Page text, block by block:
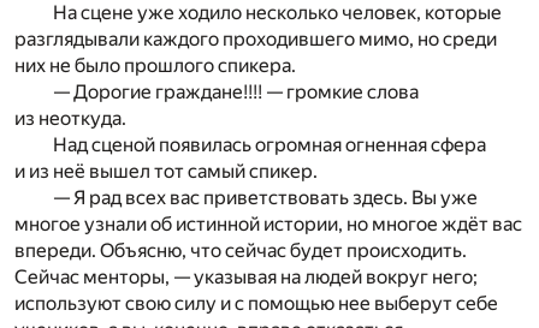
На сцене уже ходило несколько человек, которые
разглядывали каждого проходившего мимо, но среди
них не было прошлого спикера.
— Дорогие граждане!!!! — громкие слова
из неоткуда.
Над сценой появилась огромная огненная сфера
и из неё вышел тот самый спикер.
— Я рад всех вас приветствовать здесь. Вы уже
многое узнали об истинной истории, но многое ждёт вас
впереди. Объясню, что сейчас будет происходить.
Сейчас менторы, — указывая на людей вокруг него;
используют свою силу и с помощью нее выберут себе